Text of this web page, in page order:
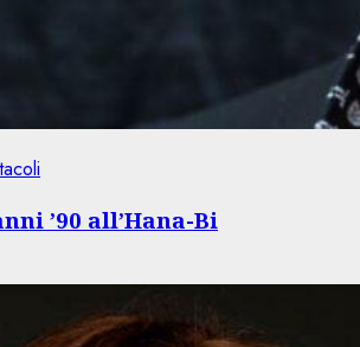
’90 all’Hana-Bi